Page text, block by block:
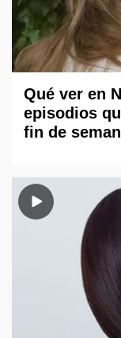
Qué ver en
episodios
fin de